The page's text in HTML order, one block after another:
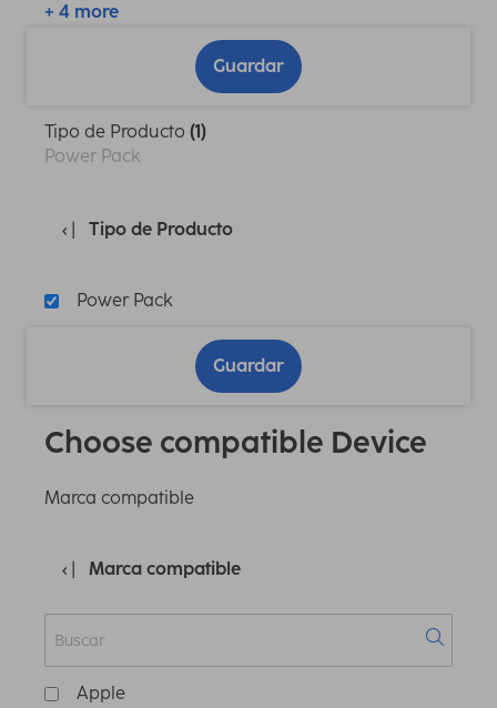
+ 4 more
Guardar
Tipo de Producto (1)
Power Pack
Tipo de Producto
Power Pack
Guardar
Choose compatible Device
Marca compatible
Marca compatible
Apple